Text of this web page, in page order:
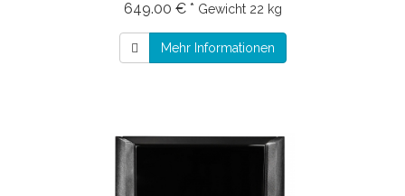
649.00 € * Gewicht 22 kg
Mehr Informationen